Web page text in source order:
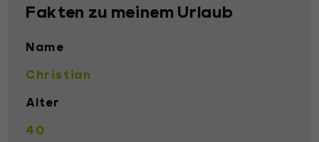
Fakten zu meinem Urlaub
Name
Christian
Alter
40